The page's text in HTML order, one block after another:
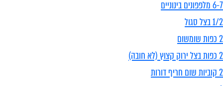
6-7 מלפפונים בינוניים
1/2 בצל סגול
2 כפות שומשום
2 כפות בצל ירוק קצוץ (לא חובה)
2 קוביות שום חריף דורות